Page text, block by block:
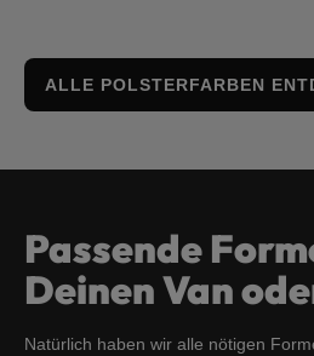
ALLE POLSTERFARBEN
Passende
Deinen Van
Natürlich haben wir alle nötigen